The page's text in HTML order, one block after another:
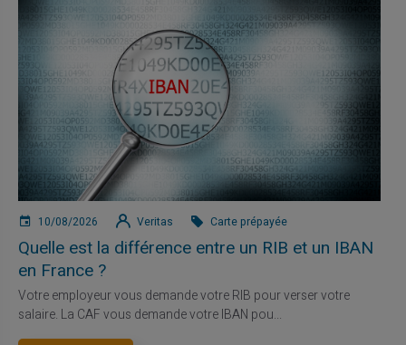
10/08/2026 Veritas Carte prépayée
Quelle est la différence entre un RIB et un IBAN
en France ?
Votre employeur vous demande votre RIB pour verser votre
salaire. La CAF vous demande votre IBAN pou...